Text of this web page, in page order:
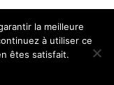
• Construit avec
la meilleure
à utiliser ce
êtes satisfait.